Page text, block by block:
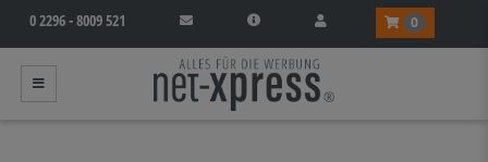
0 2296 - 8009 521 0